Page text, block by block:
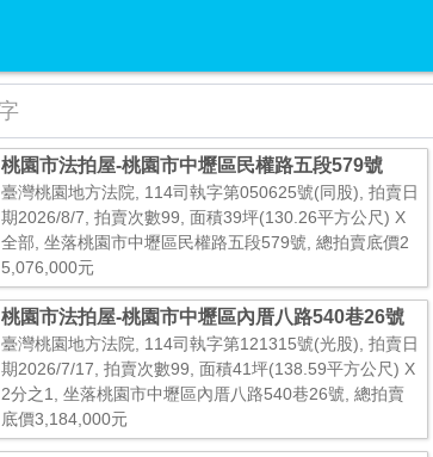
桃園市法拍屋-桃園市中壢區民權路五段579號
臺灣桃園地方法院, 114司執字第050625號(同股), 拍賣日
期2026/8/7, 拍賣次數99, 面積39坪(130.26平方公尺) X
全部, 坐落桃園市中壢區民權路五段579號, 總拍賣底價2
5,076,000元
桃園市法拍屋-桃園市中壢區內厝八路540巷26號
臺灣桃園地方法院, 114司執字第121315號(光股), 拍賣日
期2026/7/17, 拍賣次數99, 面積41坪(138.59平方公尺) X
2分之1, 坐落桃園市中壢區內厝八路540巷26號, 總拍賣
底價3,184,000元